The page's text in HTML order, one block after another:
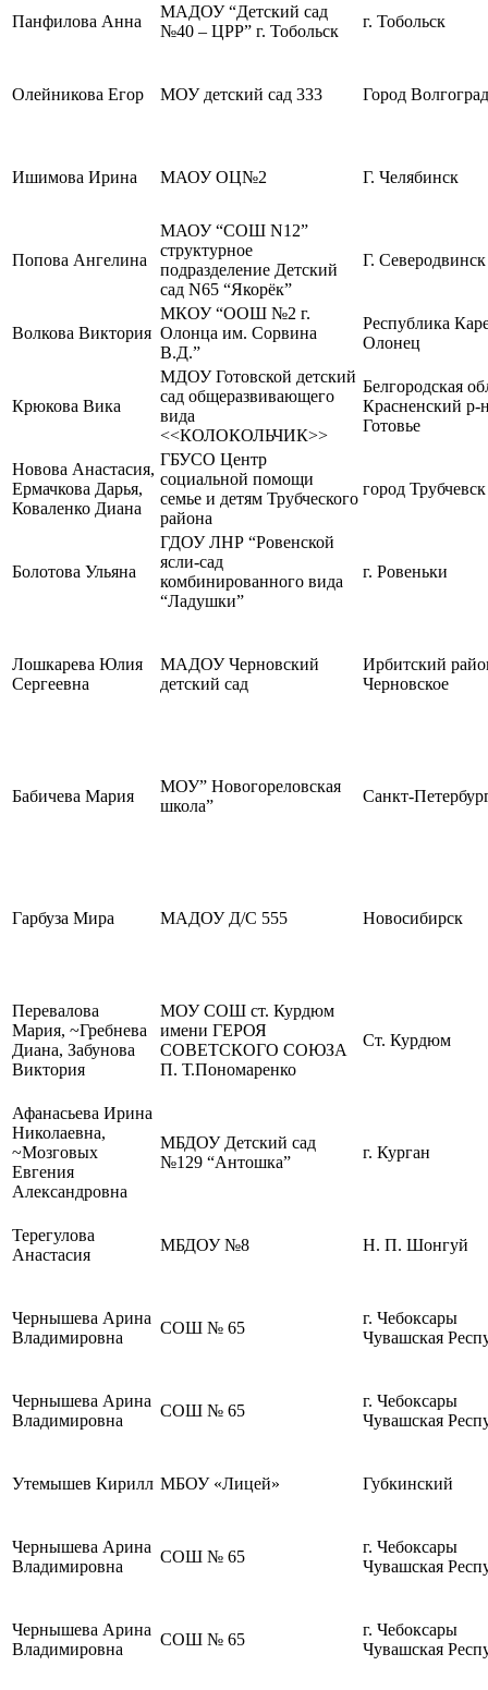
Панфилова Анна
МАДОУ “Детский сад
№40 – ЦРР” г. Тобольск
г. Тобольск
Олейникова Егор МОУ детский сад 333 Город Волгоград
Ишимова Ирина МАОУ ОЦ№2 Г. Челябинск
Попова Ангелина
МАОУ “СОШ N12”
структурное
подразделение Детский
сад N65 “Якорёк”
Г. Северодвинск
Волкова Виктория
МКОУ “ООШ №2 г.
Олонца им. Сорвина
В.Д.”
Республика
Олонец
Крюкова Вика
МДОУ Готовской детский
сад общеразвивающего
вида
<<КОЛОКОЛЬЧИК>>
Белгородская
Красненский р-
Готовье
Новова Анастасия,
Ермачкова Дарья,
Коваленко Диана
ГБУСО Центр
социальной помощи
семье и детям Трубческого
района
город Трубчевск
Болотова Ульяна
ГДОУ ЛНР “Ровенской
ясли-сад
комбинированного вида
“Ладушки”
г. Ровеньки
Лошкарева Юлия
Сергеевна
МАДОУ Черновский
детский сад
Ирбитский
Черновское
Бабичева Мария
МОУ” Новогореловская
школа”
Санкт-
Гарбуза Мира МАДОУ Д/С 555 Новосибирск
Перевалова
Мария, ~Гребнева
Диана, Забунова
Виктория
МОУ СОШ ст. Курдюм
имени ГЕРОЯ
СОВЕТСКОГО СОЮЗА
П. Т.Пономаренко
Ст. Курдюм
Афанасьева Ирина
Николаевна,
~Мозговых
Евгения
Александровна
МБДОУ Детский сад
№129 “Антошка”
г. Курган
Терегулова
Анастасия
МБДОУ №8 Н. П. Шонгуй
Чернышева Арина
Владимировна
СОШ № 65
г. Чебоксары
Чувашская
Чернышева Арина
Владимировна
СОШ № 65
г. Чебоксары
Чувашская
Утемышев Кирилл МБОУ «Лицей» Губкинский
Чернышева Арина
Владимировна
СОШ № 65
г. Чебоксары
Чувашская
Чернышева Арина
Владимировна
СОШ № 65
г. Чебоксары
Чувашская